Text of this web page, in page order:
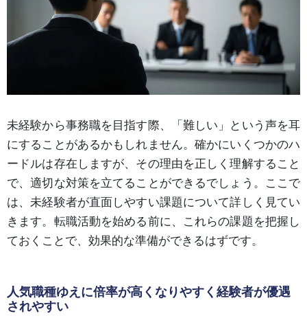
未経験から事務職を目指す際、「難しい」という声を耳
にすることがあるかもしれません。確かにいくつかのハ
ードルは存在しますが、その理由を正しく理解すること
で、適切な対策を立てることができるでしょう。ここで
は、未経験者が直面しやすい課題について詳しく見てい
きます。転職活動を始める前に、これらの課題を把握し
ておくことで、効果的な準備ができるはずです。
人気職種ゆえに倍率が高くなりやすく経験者が優遇
されやすい